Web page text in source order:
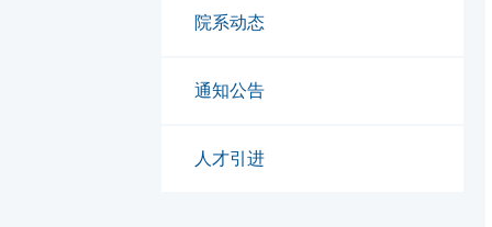
院系动态
通知公告
人才引进